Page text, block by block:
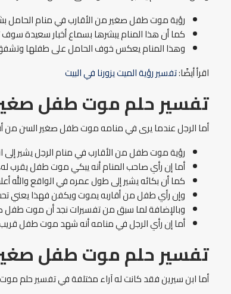
رؤية موت طفل صغير من الأقارب في منام الحامل
كما أن هذا المنام يبشرها بسماع أخبار سعيدة سوف
وهذا المنام يعكس خوف الحامل على طفلها
اقرأ أيضًا:تفسير رؤية الميت يزورنا في البيت
تفسير حلم موت طفل صغير
أما الرجل عندما يرى في منامه موت طفل صغير السن من
رؤية موت طفل من الأقارب في منام الرجل يشير إلى
أما إن رأي صاحب المنام أنه يبكي موت طفل يقرب
كما أن بكائه يشير إلى طول عمره في الواقع والله
وإن رأي طفل من أقاربه يموت ويكفن فهذا يعني
وبالإضافة لما سبق من تفسيرات نجد أن موت طفل
أما إن رأي الرجل في منامه أنه شهد موت طفل قريب
تفسير حلم موت طفل
أما ابن سيرين فقد كانت له آراء مختلفة في تفسير حلم